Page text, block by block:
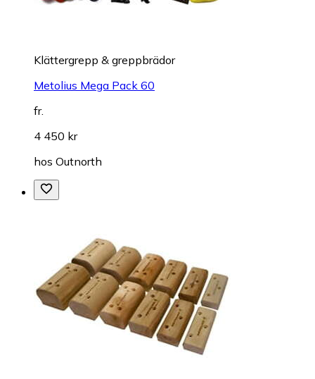
Klättergrepp & greppbrädor
Metolius Mega Pack 60
fr.
4 450 kr
hos Outnorth